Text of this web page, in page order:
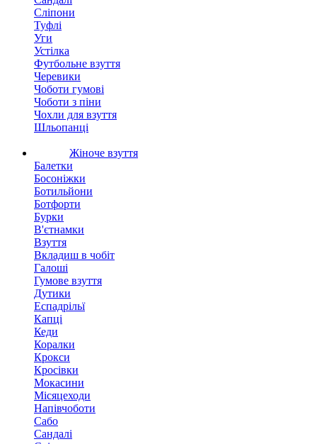
Сліпони
Туфлі
Уги
Устілка
Футбольне взуття
Черевики
Чоботи гумові
Чоботи з піни
Чохли для взуття
Шльопанці
Жіноче взуття
Балетки
Босоніжки
Ботильйони
Ботфорти
Бурки
В'єтнамки
Взуття
Вкладиш в чобіт
Галоші
Гумове взуття
Дутики
Еспадрільї
Капці
Кеди
Коралки
Крокси
Кросівки
Мокасини
Місяцеходи
Напівчоботи
Сабо
Сандалі